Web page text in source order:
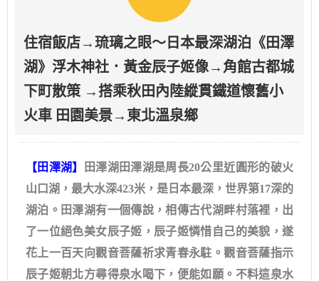
住宿飯店→琉璃之眼～日本最深湖泊《田澤
湖》浮木神社．黃金辰子姬像→角館古都城
下町散策 →搭乘秋田內陸縱貫鐵道懷舊小
火車 田園美景→東北溫泉鄉
【田澤湖】
田澤湖田澤湖是周長20公里近圓形的破火
山口湖，最大水深423米，是日本最深，世界第17深的
湖泊。田澤湖有一個傳說，相傳古代湖畔村落裡，出
了一位絕色美女辰子姬，辰子姬憐惜自己的美貌，遂
花上一百天向觀音菩薩祈求青春永駐。觀音菩薩指示
辰子姬朝北方尋得泉水喝下，便能如願。不料這泉水